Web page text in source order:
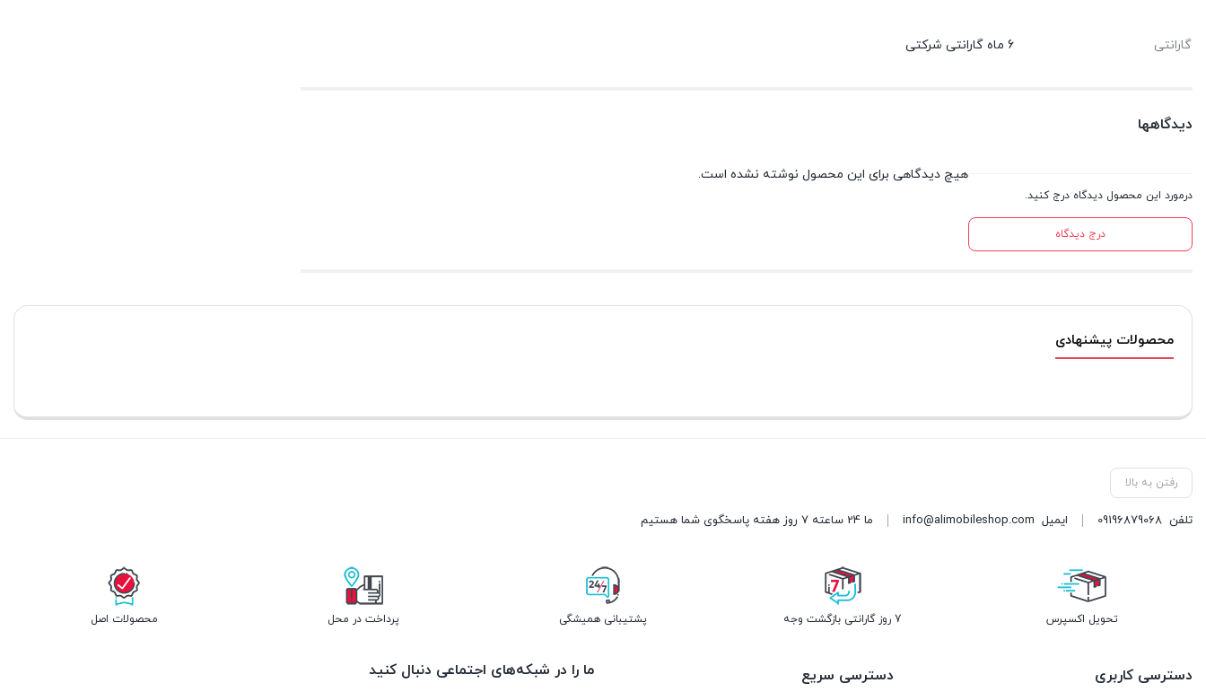
گارانتی 6 ماه گارانتی شرکتی
دیدگاهها
درمورد این محصول دیدگاه درج کنید.
درج دیدگاه
هیچ دیدگاهی برای این محصول نوشته نشده است.
محصولات پیشنهادی
رفتن به بالا
تلفن 09196879068 ایمیل info@alimobileshop.com ما 24 ساعته 7 روز هفته پاسخگوی شما هستیم
تحویل اکسپرس 7 روز گارانتی بازگشت وجه پشتیبانی همیشگی پرداخت در محل محصولات اصل
دسترسی کاربری دسترسی سریع ما را در شبکه‌های اجتماعی دنبال کنید